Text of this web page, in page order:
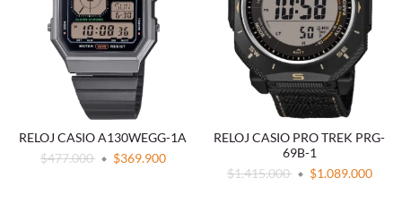
RELOJ CASIO A130WEGG-1A
$477.000
$369.900
RELOJ CASIO PRO TREK PRG-
69B-1
$1.415.000
$1.089.000